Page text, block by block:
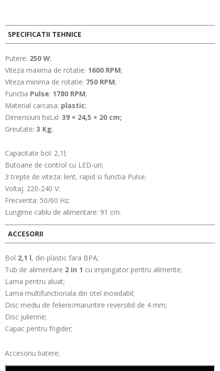
SPECIFICATII TEHNICE
Putere: 250 W;
Viteza maxima de rotatie: 1600 RPM;
Viteza minima de rotatie: 750 RPM;
Functia Pulse: 1780 RPM;
Material carcasa: plastic;
Dimensiuni hxLxl: 39 × 24,5 × 20 cm;
Greutate: 3 Kg;
Capacitate bol: 2,1l;
Butoane de control cu LED-uri;
3 trepte de viteza: lent, rapid si functia Pulse;
Voltaj: 220-240 V;
Frecventa: 50/60 Hz;
Lungime cablu de alimentare: 91 cm.
ACCESORII
Bol 2,1 l, din plastic fara BPA;
Tub de alimentare 2 in 1 cu impingator pentru alimente;
Lama pentru aluat;
Lama multifunctionala din otel inoxidabil;
Disc mediu de feliere/maruntire reversibil de 4 mm;
Disc julienne;
Capac pentru frigider;
Accesoriu batere;